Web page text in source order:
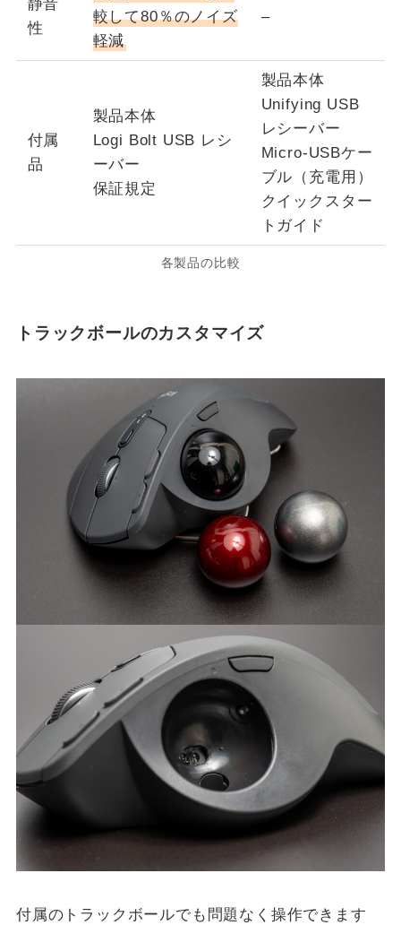
静音
性
較して80％のノイズ
軽減
–
付属
品
製品本体
Logi Bolt USB レシ
ーバー
保証規定
製品本体
Unifying USB
レシーバー
Micro-USBケー
ブル（充電用）
クイックスター
トガイド
各製品の比較
トラックボールのカスタマイズ
付属のトラックボールでも問題なく操作できます